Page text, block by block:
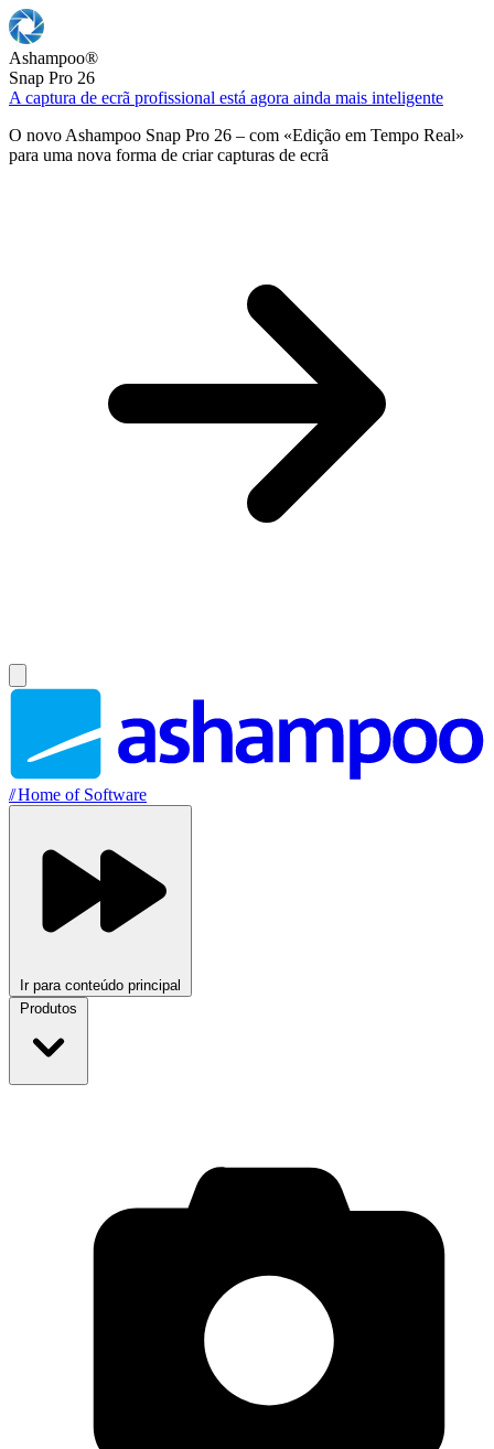
Ashampoo®
Snap Pro 26
A captura de ecrã profissional está agora ainda mais inteligente
O novo Ashampoo Snap Pro 26 – com «Edição em Tempo Real»
para uma nova forma de criar capturas de ecrã
//Home of Software
Ir para conteúdo principal
Produtos